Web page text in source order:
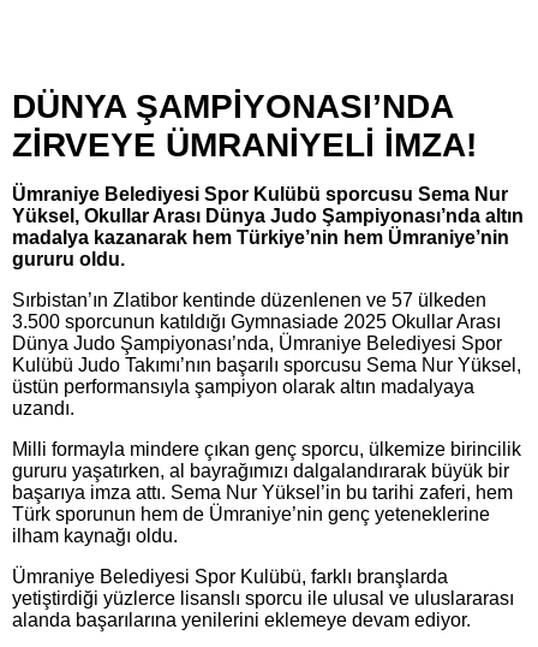
DÜNYA ŞAMPİYONASI’NDA
ZİRVEYE ÜMRANİYELİ İMZA!
Ümraniye Belediyesi Spor Kulübü sporcusu Sema Nur
Yüksel, Okullar Arası Dünya Judo Şampiyonası’nda altın
madalya kazanarak hem Türkiye’nin hem Ümraniye’nin
gururu oldu.
Sırbistan’ın Zlatibor kentinde düzenlenen ve 57 ülkeden
3.500 sporcunun katıldığı Gymnasiade 2025 Okullar Arası
Dünya Judo Şampiyonası’nda, Ümraniye Belediyesi Spor
Kulübü Judo Takımı’nın başarılı sporcusu Sema Nur Yüksel,
üstün performansıyla şampiyon olarak altın madalyaya
uzandı.
Milli formayla mindere çıkan genç sporcu, ülkemize birincilik
gururu yaşatırken, al bayrağımızı dalgalandırarak büyük bir
başarıya imza attı. Sema Nur Yüksel’in bu tarihi zaferi, hem
Türk sporunun hem de Ümraniye’nin genç yeteneklerine
ilham kaynağı oldu.
Ümraniye Belediyesi Spor Kulübü, farklı branşlarda
yetiştirdiği yüzlerce lisanslı sporcu ile ulusal ve uluslararası
alanda başarılarına yenilerini eklemeye devam ediyor.